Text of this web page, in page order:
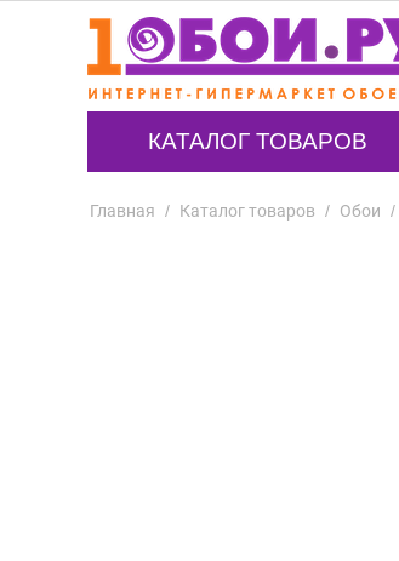
КАТАЛОГ ТОВАРОВ
Главная / Каталог товаров / Обои /